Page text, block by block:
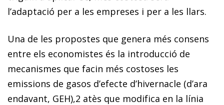
l’adaptació per a les empreses i per a les llars.
Una de les propostes que genera més consens
entre els economistes és la introducció de
mecanismes que facin més costoses les
emissions de gasos d’efecte d’hivernacle (d’ara
endavant, GEH),2 atès que modifica en la línia